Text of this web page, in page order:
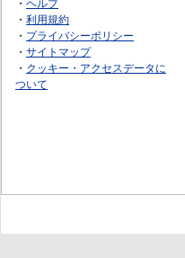
・ ヘルプ
・ 利用規約
・ プライバシーポリシー
・ サイトマップ
・ クッキー・アクセスデータに
ついて